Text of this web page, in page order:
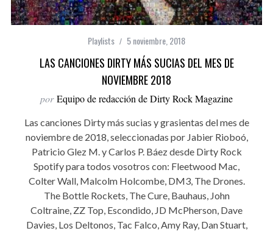
Playlists 5 noviembre, 2018
LAS CANCIONES DIRTY MÁS SUCIAS DEL MES DE
NOVIEMBRE 2018
por Equipo de redacción de Dirty Rock Magazine
Las canciones Dirty más sucias y grasientas del mes de
noviembre de 2018, seleccionadas por Jabier Rioboó,
Patricio Glez M. y Carlos P. Báez desde Dirty Rock
Spotify para todos vosotros con: Fleetwood Mac,
Colter Wall, Malcolm Holcombe, DM3, The Drones.
The Bottle Rockets, The Cure, Bauhaus, John
Coltraine, ZZ Top, Escondido, JD McPherson, Dave
Davies, Los Deltonos, Tac Falco, Amy Ray, Dan Stuart,